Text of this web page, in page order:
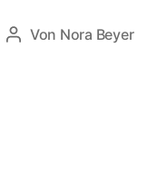
Beitragsautor
Von Nora Beyer